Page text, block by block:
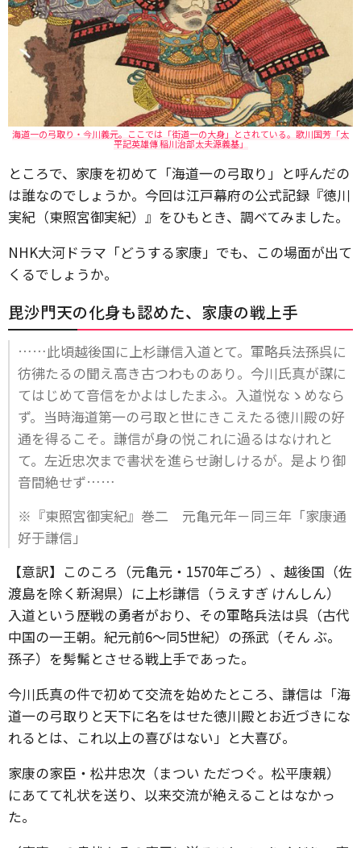
海道一の弓取り・今川義元。ここでは「街道一の大身」とされている。歌川国芳「太
平記英雄傳 稲川治部太夫源義基」
ところで、家康を初めて「海道一の弓取り」と呼んだの
は誰なのでしょうか。今回は江戸幕府の公式記録『徳川
実紀（東照宮御実紀）』をひもとき、調べてみました。
NHK大河ドラマ「どうする家康」でも、この場面が出て
くるでしょうか。
毘沙門天の化身も認めた、家康の戦上手
……此頃越後国に上杉謙信入道とて。軍略兵法孫呉に
彷彿たるの聞え高き古つわものあり。今川氏真が謀に
てはじめて音信をかよはしたまふ。入道悦なゝめなら
ず。当時海道第一の弓取と世にきこえたる徳川殿の好
通を得るこそ。謙信が身の悦これに過るはなけれと
て。左近忠次まで書状を進らせ謝しけるが。是より御
音間絶せず……
※『東照宮御実紀』巻二 元亀元年－同三年「家康通
好于謙信」
【意訳】このころ（元亀元・1570年ごろ）、越後国（佐
渡島を除く新潟県）に上杉謙信（うえすぎ けんしん）
入道という歴戦の勇者がおり、その軍略兵法は呉（古代
中国の一王朝。紀元前6～同5世紀）の孫武（そん ぶ。
孫子）を髣髴とさせる戦上手であった。
今川氏真の件で初めて交流を始めたところ、謙信は「海
道一の弓取りと天下に名をはせた徳川殿とお近づきにな
れるとは、これ以上の喜びはない」と大喜び。
家康の家臣・松井忠次（まつい ただつぐ。松平康親）
にあてて礼状を送り、以来交流が絶えることはなかっ
た。